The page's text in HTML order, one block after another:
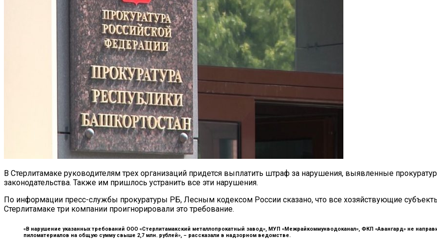
В Стерлитамаке руководителям трех организаций придется выплатить штраф за нарушения, выявленные
законодательства. Также им пришлось устранить все эти нарушения.
По информации пресс-службы прокуратуры РБ, Лесным кодексом России сказано, что все хозяйствующие
Стерлитамаке три компании проигнорировали это требование.
«В нарушение указанных требований ООО «Стерлитамакский металлопрокатный завод», МУП «Межрайкоммунводоканал», ФКП «Авангард» не
пиломатериалов на общую сумму свыше 2,7 млн. рублей», – рассказали в надзорном ведомстве.